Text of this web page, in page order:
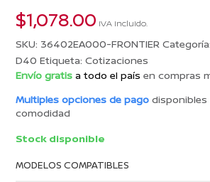
$1,078.00 IVA incluido.
SKU: 36402EA000-FRONTIER
D40 Etiqueta:Cotizaciones
Envío gratis a todo el paísen compras
Multiples opciones de pagodisponibles
comodidad
Stock disponible
MODELOS COMPATIBLES